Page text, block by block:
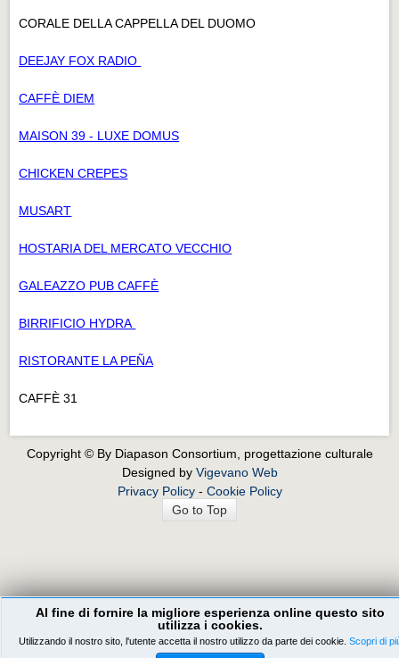
CORALE DELLA CAPPELLA DEL DUOMO
DEEJAY FOX RADIO
CAFFÈ DIEM
MAISON 39 - LUXE DOMUS
CHICKEN CREPES
MUSART
HOSTARIA DEL MERCATO VECCHIO
GALEAZZO PUB CAFFÈ
BIRRIFICIO HYDRA
RISTORANTE LA PEÑA
CAFFÈ 31
Al fine di fornire la migliore esperienza online questo sito
utilizza i cookies.
Utilizzando il nostro sito, l'utente accetta il nostro utilizzo da parte dei cookie. Scopri di
Copyright © By Diapason Consortium, progettazione culturale
Designed by Vigevano Web
Privacy Policy- Cookie Policy
Go to Top